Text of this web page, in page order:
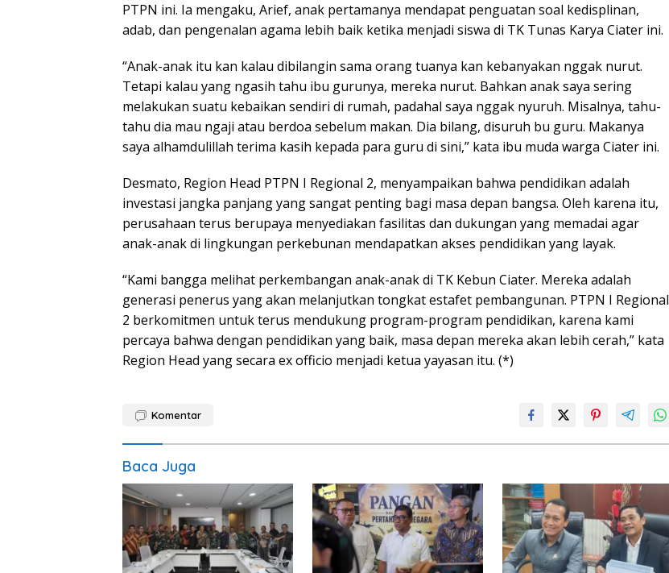
PTPN ini. Ia mengaku, Arief, anak pertamanya mendapat penguatan soal kedisplinan,
adab, dan pengenalan agama lebih baik ketika menjadi siswa di TK Tunas Karya Ciater ini.
“Anak-anak itu kan kalau dibilangin sama orang tuanya kan kebanyakan nggak nurut.
Tetapi kalau yang ngasih tahu ibu gurunya, mereka nurut. Bahkan anak saya sering
melakukan suatu kebaikan sendiri di rumah, padahal saya nggak nyuruh. Misalnya, tahu-
tahu dia mau ngaji atau berdoa sebelum makan. Dia bilang, disuruh bu guru. Makanya
saya alhamdulillah terima kasih kepada para guru di sini,” kata ibu muda warga Ciater ini.
Desmato, Region Head PTPN I Regional 2, menyampaikan bahwa pendidikan adalah
investasi jangka panjang yang sangat penting bagi masa depan bangsa. Oleh karena itu,
perusahaan terus berupaya menyediakan fasilitas dan dukungan yang memadai agar
anak-anak di lingkungan perkebunan mendapatkan akses pendidikan yang layak.
“Kami bangga melihat perkembangan anak-anak di TK Kebun Ciater. Mereka adalah
generasi penerus yang akan melanjutkan tongkat estafet pembangunan. PTPN I Regional
2 berkomitmen untuk terus mendukung program-program pendidikan, karena kami
percaya bahwa dengan pendidikan yang baik, masa depan mereka akan lebih cerah,” kata
Region Head yang secara ex officio menjadi ketua yayasan itu. (*)
Komentar
Baca Juga